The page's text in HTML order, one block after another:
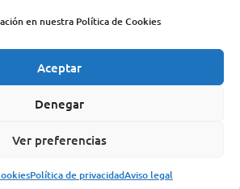
en nuestra Política de Cookies
Aceptar
Denegar
Ver preferencias
Política de privacidadAviso legal
DEHONIANOS
CANAL ÉTICO
ACTUALIDAD
DE PRIVACIDAD